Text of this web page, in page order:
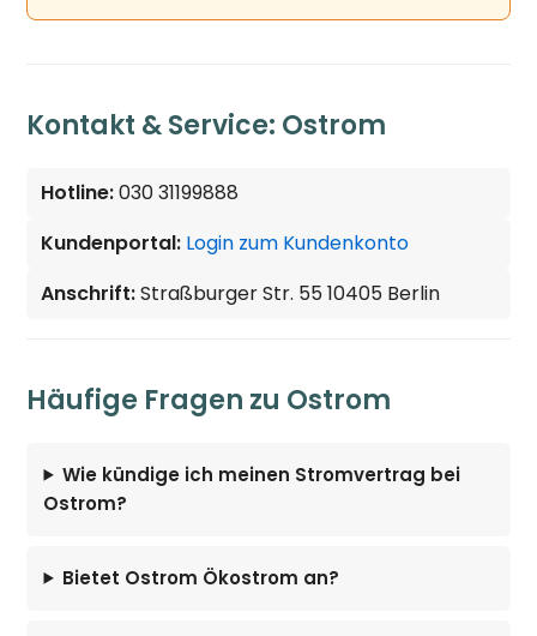
Kontakt & Service: Ostrom
Hotline:030 31199888
Kundenportal: Login zum Kundenkonto
Anschrift:Straßburger Str. 55 10405 Berlin
Häufige Fragen zu Ostrom
Wie kündige ich meinen Stromvertrag bei
Ostrom?
Bietet Ostrom Ökostrom an?